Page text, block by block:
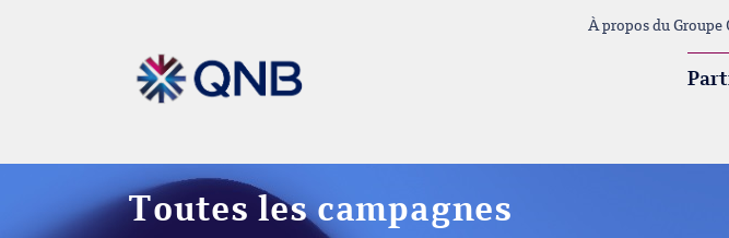
À propos du Groupe
Toutes les campagnes